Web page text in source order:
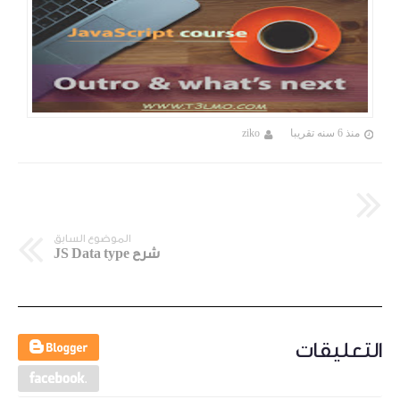
منذ 6 سنه تقريبا ziko
الموضوع السابق
شرح JS Data type
التعليقات